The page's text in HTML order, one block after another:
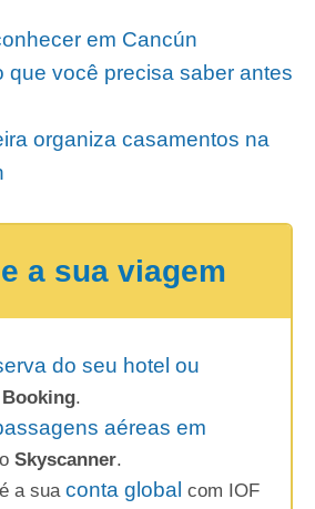
em Cancún
que você precisa saber antes
organiza casamentos na
a sua viagem
do seu hotel ou
Booking.
aéreas em
Skyscanner.
a sua conta global com IOF